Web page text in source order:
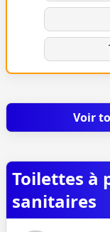
Voir
Toilettes à
sanitaires